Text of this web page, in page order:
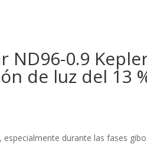
ND96-0.9
de luz del 13
especialmente durante las fases